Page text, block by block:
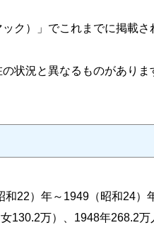
ク）」でこれまでに掲載さ
状況と異なるものがありま
和22）年～ 1949 （昭和24）
130.2万）、 1948年268.2万